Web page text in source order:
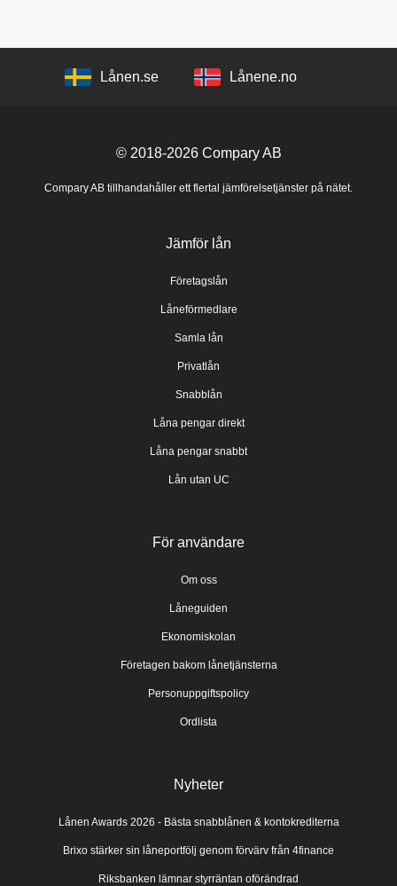
Lånen.se Lånene.no
© 2018-2026Compary AB
Compary AB tillhandahåller ett flertal jämförelsetjänster på nätet.
Jämför lån
Företagslån
Låneförmedlare
Samla lån
Privatlån
Snabblån
Låna pengar direkt
Låna pengar snabbt
Lån utan UC
För användare
Om oss
Låneguiden
Ekonomiskolan
Företagen bakom lånetjänsterna
Personuppgiftspolicy
Ordlista
Nyheter
Lånen Awards 2026 - Bästa snabblånen & kontokrediterna
Brixo stärker sin låneportfölj genom förvärv från 4finance
Riksbanken lämnar styrräntan oförändrad